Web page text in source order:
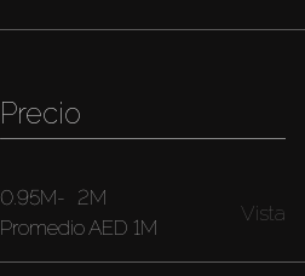
Precio
0.95M- 2M
PromedioAED 1M
Vista